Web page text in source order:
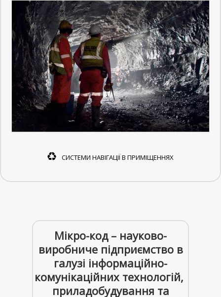
СИСТЕМИ НАВІГАЦІЇ В ПРИМІЩЕННЯХ
Мікро-код – науково-
виробниче підприємство в
галузі інформаційно-
комунікаційних технологій,
приладобудування та